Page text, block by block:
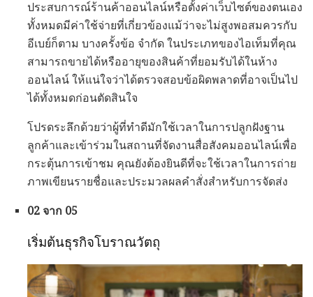
ประสบการณ์ร้านค้าออนไลน์หรือตั้งค่าเว็บไซต์ของตนเอง
ทั้งหมดมีค่าใช้จ่ายที่เกี่ยวข้องแม้ว่าจะไม่สูงพอสมควรกับ
อีเบย์ก็ตาม บางครั้งข้อ จำกัด ในประเภทของไอเท็มที่คุณ
สามารถขายได้หรืออายุของสินค้าที่ยอมรับได้ในห้าง
ออนไลน์ ให้แน่ใจว่าได้ตรวจสอบข้อผิดพลาดที่อาจเป็นไป
ได้ทั้งหมดก่อนตัดสินใจ
โปรดระลึกด้วยว่าผู้ที่ทำดีมักใช้เวลาในการปลูกฝังฐาน
ลูกค้าและเข้าร่วมในสถานที่จัดงานสื่อสังคมออนไลน์เพื่อ
กระตุ้นการเข้าชม คุณยังต้องยินดีที่จะใช้เวลาในการถ่าย
ภาพเขียนรายชื่อและประมวลผลคำสั่งสำหรับการจัดส่ง
02 จาก 05
เริ่มต้นธุรกิจโบราณวัตถุ